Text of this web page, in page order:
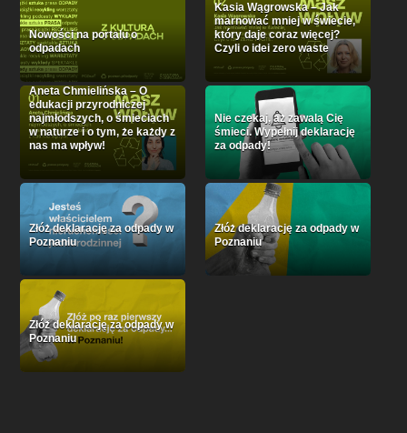
Nowości na portalu o
odpadach
Kasia Wągrowska – Jak
marnować mniej w świecie,
który daje coraz więcej?
Czyli o idei zero waste
Aneta Chmielińska – O
edukacji przyrodniczej
najmłodszych, o śmieciach
w naturze i o tym, że każdy z
nas ma wpływ!
Nie czekaj, aż zawalą Cię
śmieci. Wypełnij deklarację
za odpady!
Złóż deklarację za odpady w
Poznaniu
Złóż deklarację za odpady w
Poznaniu
Złóż deklarację za odpady w
Poznaniu